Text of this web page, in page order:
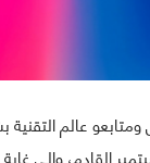
ومتابعو عالم